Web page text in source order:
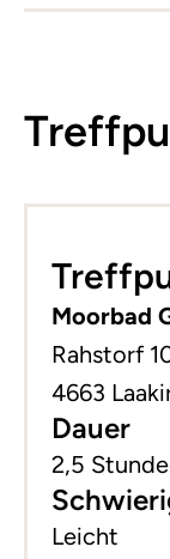
−
Moorbad
Rahstorf
4663
Dauer
2,5
Leicht